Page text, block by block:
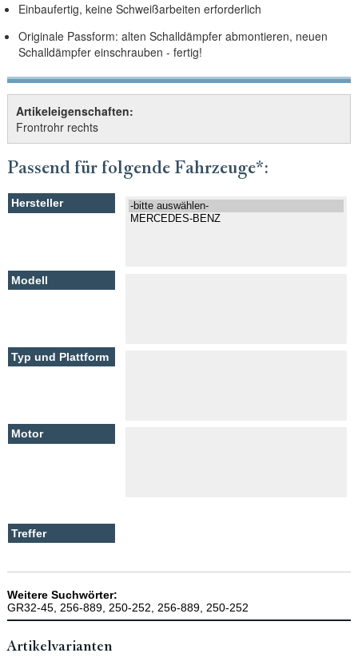
Einbaufertig, keine Schweißarbeiten erforderlich
Originale Passform: alten Schalldämpfer abmontieren, neuen
Schalldämpfer einschrauben - fertig!
Artikeleigenschaften:
Frontrohr rechts
Passend für folgende Fahrzeuge*:
Weitere Suchwörter:
GR32-45, 256-889, 250-252, 256-889, 250-252
Artikelvarianten